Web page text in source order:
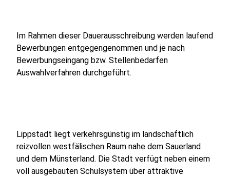
Im Rahmen dieser Dauerausschreibung werden laufend
Bewerbungen entgegengenommen und je nach
Bewerbungseingang bzw. Stellenbedarfen
Auswahlverfahren durchgeführt.
Lippstadt liegt verkehrsgünstig im landschaftlich
reizvollen westfälischen Raum nahe dem Sauerland
und dem Münsterland. Die Stadt verfügt neben einem
voll ausgebauten Schulsystem über attraktive